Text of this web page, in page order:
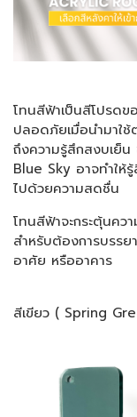
โทนสีฟ้าเป็นสีโปรด
ปลอดภัยเมื่อนำมาใ
ถึงความรู้สึกสงบเย็
Blue Sky อาจทำให้
ไปด้วยความสดชื่น
โทนสีฟ้าจะกระตุ้นคว
สำหรับต้องการบรร
อาศัย หรืออาคาร
สีเขียว ( Spring